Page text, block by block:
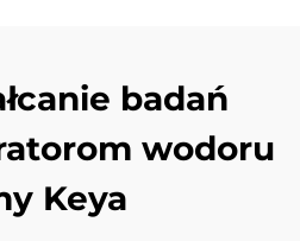
badań
wodoru
Keya